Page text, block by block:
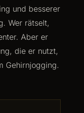
und besserer
Wer rätselt,
Aber er
die er nutzt,
Gehirnjogging.